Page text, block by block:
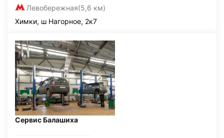
Левобережная(5,6 км)
Химки, ш Нагорное, 2к7
Сервис Балашиха